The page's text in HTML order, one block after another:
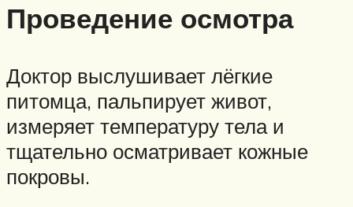
Проведение осмотра
Доктор выслушивает лёгкие
питомца, пальпирует живот,
измеряет температуру тела и
тщательно осматривает кожные
покровы.